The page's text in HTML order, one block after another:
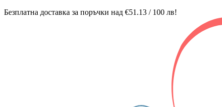
Безплатна доставка за поръчки над €51.13 / 100 лв!